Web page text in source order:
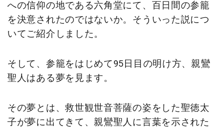
への信仰の地である六角堂にて、百日間の参籠
を決意されたのではないか。そういった説につ
いてご紹介しました。
そして、参籠をはじめて95日目の明け方、親鸞
聖人はある夢を見ます。
その夢とは、救世観世音菩薩の姿をした聖徳太
子が夢に出てきて、親鸞聖人に言葉を示された